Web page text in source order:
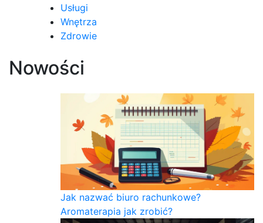
Usługi
Wnętrza
Zdrowie
Nowości
Jak nazwać biuro rachunkowe?
Aromaterapia jak zrobić?